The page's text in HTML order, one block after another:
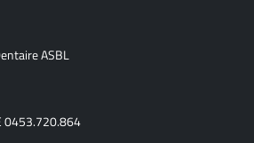
ASBL
0453.720.864